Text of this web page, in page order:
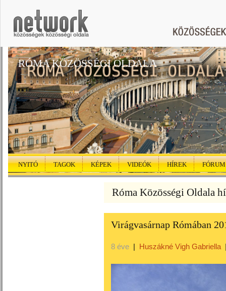
RÓMA KÖZÖSSÉGI OLDALA
NYITÓ TAGOK KÉPEK VIDEÓK HÍREK FÓRUM
Róma Közösségi Oldala
Virágvasárnap Rómában
8 éve | Huszákné Vigh Gabriella